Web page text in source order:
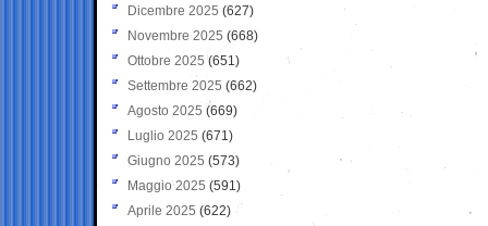
Dicembre 2025 (627)
Novembre 2025 (668)
Ottobre 2025 (651)
Settembre 2025 (662)
Agosto 2025 (669)
Luglio 2025 (671)
Giugno 2025 (573)
Maggio 2025 (591)
Aprile 2025 (622)